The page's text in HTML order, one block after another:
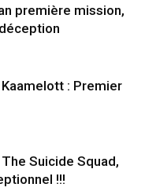
première mission,
: Premier
Suicide Squad,
!!!